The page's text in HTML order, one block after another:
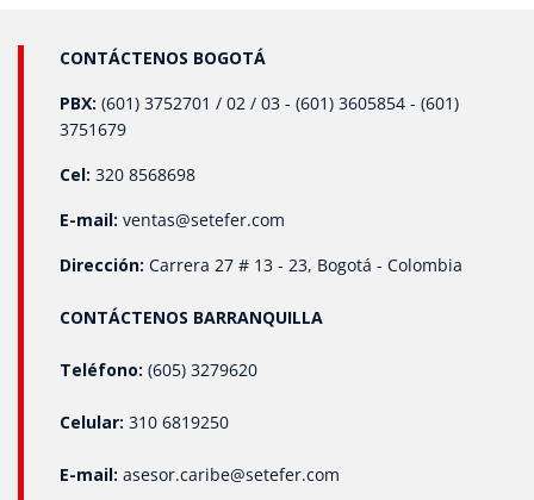
Automatización: Facilitan la integración de sistemas
automatizados, reduciendo la intervención humana y los
posibles errores. Seguridad: Ayudan a prevenir
situaciones de riesgo al monitorear condiciones críticas,
como el exceso de presión, que podría comprometer la
un control riguroso sobre la presión, se optimizan los
directamente en la reducción de costos operativos.
presión en los sistemas industriales permite a las
competitiva. Estos dispositivos son clave para la
calidad de los productos y reduciendo los costos
ofrecer transmisores de presión de la más alta calidad,
capaces de adaptarse a cualquier necesidad técnica o
propuesta es clara y flexible: podemos homologar y
CONTÁCTENOS BOGOTÁ
PBX: (601) 3752701 / 02 / 03 - (601) 3605854 - (601)
3751679
Cel: 320 8568698
E-mail: ventas@setefer.com
Dirección: Carrera 27 # 13 - 23, Bogotá - Colombia
CONTÁCTENOS BARRANQUILLA
Teléfono: (605) 3279620
Celular: 310 6819250
E-mail: asesor.caribe@setefer.com